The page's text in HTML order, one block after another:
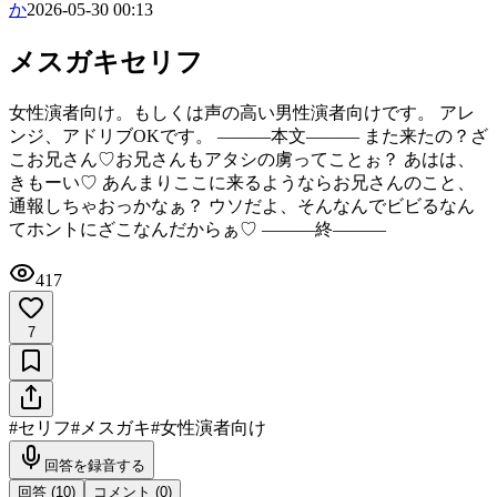
か2026-05-30 00:13
メスガキセリフ
女性演者向け。もしくは声の高い男性演者向けです。 アレ
ンジ、アドリブOKです。 ―――本文――― また来たの？ざ
こお兄さん♡お兄さんもアタシの虜ってことぉ？ あはは、
きもーい♡ あんまりここに来るようならお兄さんのこと、
通報しちゃおっかなぁ？ ウソだよ、そんなんでビビるなん
てホントにざこなんだからぁ♡ ―――終―――
417
7
#セリフ# メスガキ#女性演者向け
回答を録音する
回答 (10) コメント (0)